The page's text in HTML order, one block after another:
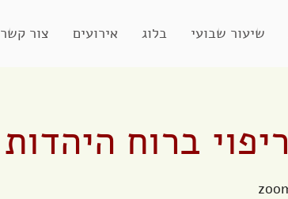
שיעור שבועי בלוג אירועים צור קשר
ברוח היהדות